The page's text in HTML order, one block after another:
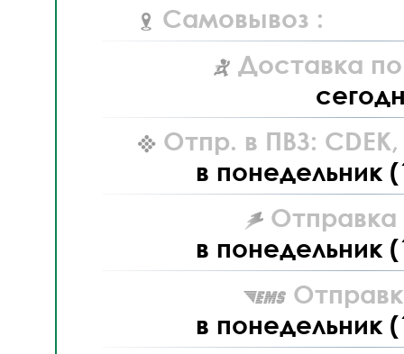
Самовывоз :
Доставка
Отпр. в ПВЗ: CDEK,
в понедельник
Отправка
в понедельник
в понедельник